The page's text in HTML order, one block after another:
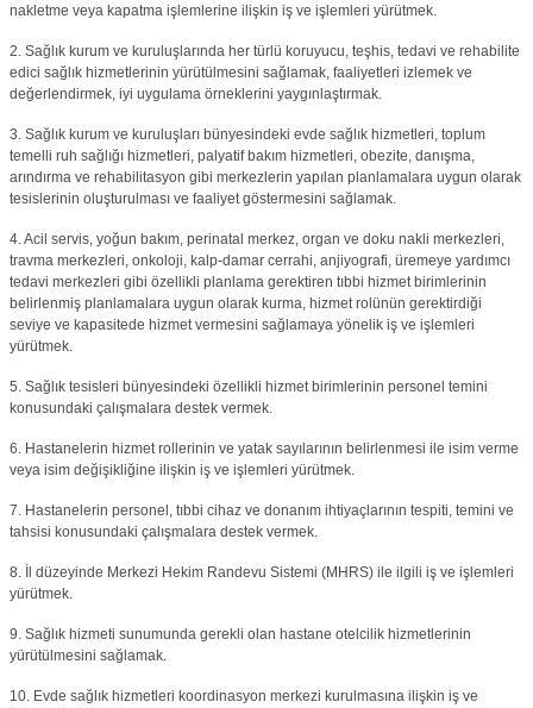
nakletme veya kapatma işlemlerine ilişkin iş ve işlemleri yürütmek.
2. Sağlık kurum ve kuruluşlarında her türlü koruyucu, teşhis, tedavi ve rehabilite
edici sağlık hizmetlerinin yürütülmesini sağlamak, faaliyetleri izlemek ve
değerlendirmek, iyi uygulama örneklerini yaygınlaştırmak.
3. Sağlık kurum ve kuruluşları bünyesindeki evde sağlık hizmetleri, toplum
temelli ruh sağlığı hizmetleri, palyatif bakım hizmetleri, obezite, danışma,
arındırma ve rehabilitasyon gibi merkezlerin yapılan planlamalara uygun olarak
tesislerinin oluşturulması ve faaliyet göstermesini sağlamak.
4. Acil servis, yoğun bakım, perinatal merkez, organ ve doku nakli merkezleri,
travma merkezleri, onkoloji, kalp-damar cerrahi, anjiyografi, üremeye yardımcı
tedavi merkezleri gibi özellikli planlama gerektiren tıbbi hizmet birimlerinin
belirlenmiş planlamalara uygun olarak kurma, hizmet rolünün gerektirdiği
seviye ve kapasitede hizmet vermesini sağlamaya yönelik iş ve işlemleri
yürütmek.
5. Sağlık tesisleri bünyesindeki özellikli hizmet birimlerinin personel temini
konusundaki çalışmalara destek vermek.
6. Hastanelerin hizmet rollerinin ve yatak sayılarının belirlenmesi ile isim verme
veya isim değişikliğine ilişkin iş ve işlemleri yürütmek.
7. Hastanelerin personel, tıbbi cihaz ve donanım ihtiyaçlarının tespiti, temini ve
tahsisi konusundaki çalışmalara destek vermek.
8. İl düzeyinde Merkezi Hekim Randevu Sistemi (MHRS) ile ilgili iş ve işlemleri
yürütmek.
9. Sağlık hizmeti sunumunda gerekli olan hastane otelcilik hizmetlerinin
yürütülmesini sağlamak.
10. Evde sağlık hizmetleri koordinasyon merkezi kurulmasına ilişkin iş ve